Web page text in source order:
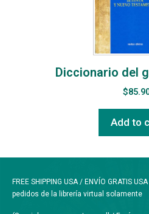
Diccionario del
$
Add to
FREE SHIPPING USA / ENVÍO GRATIS
pedidos de la librería virtual solamente